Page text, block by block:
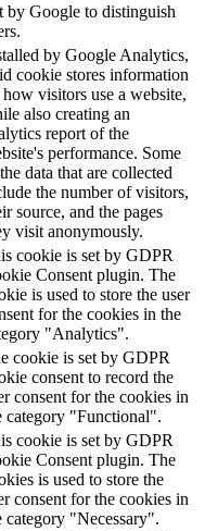
by Google to distinguish
by Google Analytics,
cookie stores information
visitors use a website,
also creating an
report of the
performance. Some
data that are collected
the number of visitors,
source, and the pages
visit anonymously.
cookie is set by GDPR
Consent plugin. The
is used to store the user
for the cookies in the
"Analytics".
cookie is set by GDPR
consent to record the
consent for the cookies in
category "Functional".
cookie is set by GDPR
Consent plugin. The
is used to store the
consent for the cookies in
category "Necessary".